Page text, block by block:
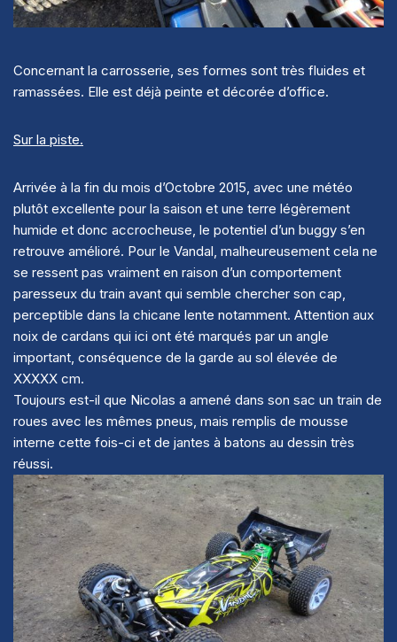
Concernant la carrosserie, ses formes sont très fluides et
ramassées. Elle est déjà peinte et décorée d’office.
Sur la piste.
Arrivée à la fin du mois d’Octobre 2015, avec une météo
plutôt excellente pour la saison et une terre légèrement
humide et donc accrocheuse, le potentiel d’un buggy s’en
retrouve amélioré. Pour le Vandal, malheureusement cela ne
se ressent pas vraiment en raison d’un comportement
paresseux du train avant qui semble chercher son cap,
perceptible dans la chicane lente notamment. Attention aux
noix de cardans qui ici ont été marqués par un angle
important, conséquence de la garde au sol élevée de
XXXXX cm.
Toujours est-il que Nicolas a amené dans son sac un train de
roues avec les mêmes pneus, mais remplis de mousse
interne cette fois-ci et de jantes à batons au dessin très
réussi.